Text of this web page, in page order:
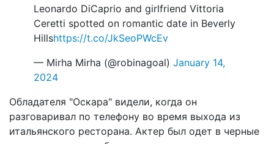
Leonardo DiCaprio and girlfriend Vittoria
Ceretti spotted on romantic date in Beverly
Hillshttps://t.co/JkSeoPWcEv
— Mirha Mirha (@robinagoal) January 14,
2024
Обладателя "Оскара" видели, когда он
разговаривал по телефону во время выхода из
итальянского ресторана. Актер был одет в черные